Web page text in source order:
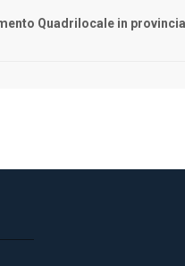
Quadrilocale in provincia